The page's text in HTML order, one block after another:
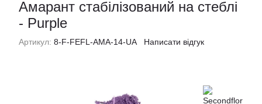
Амарант стабілізований на стеблі
- Purple
Артикул: 8-F-FEFL-AMA-14-UA Написати відгук